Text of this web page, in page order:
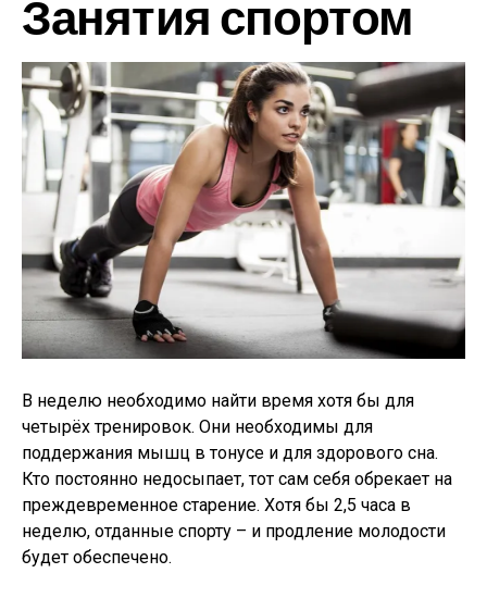
Занятия спортом
В неделю необходимо найти время хотя бы для
четырёх тренировок. Они необходимы для
поддержания мышц в тонусе и для здорового сна.
Кто постоянно недосыпает, тот сам себя обрекает на
преждевременное старение. Хотя бы 2,5 часа в
неделю, отданные спорту – и продление молодости
будет обеспечено.